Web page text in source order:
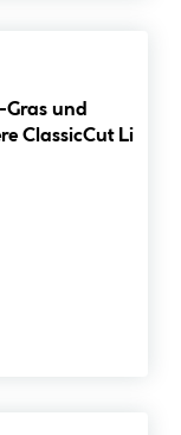
ClassicCut Li